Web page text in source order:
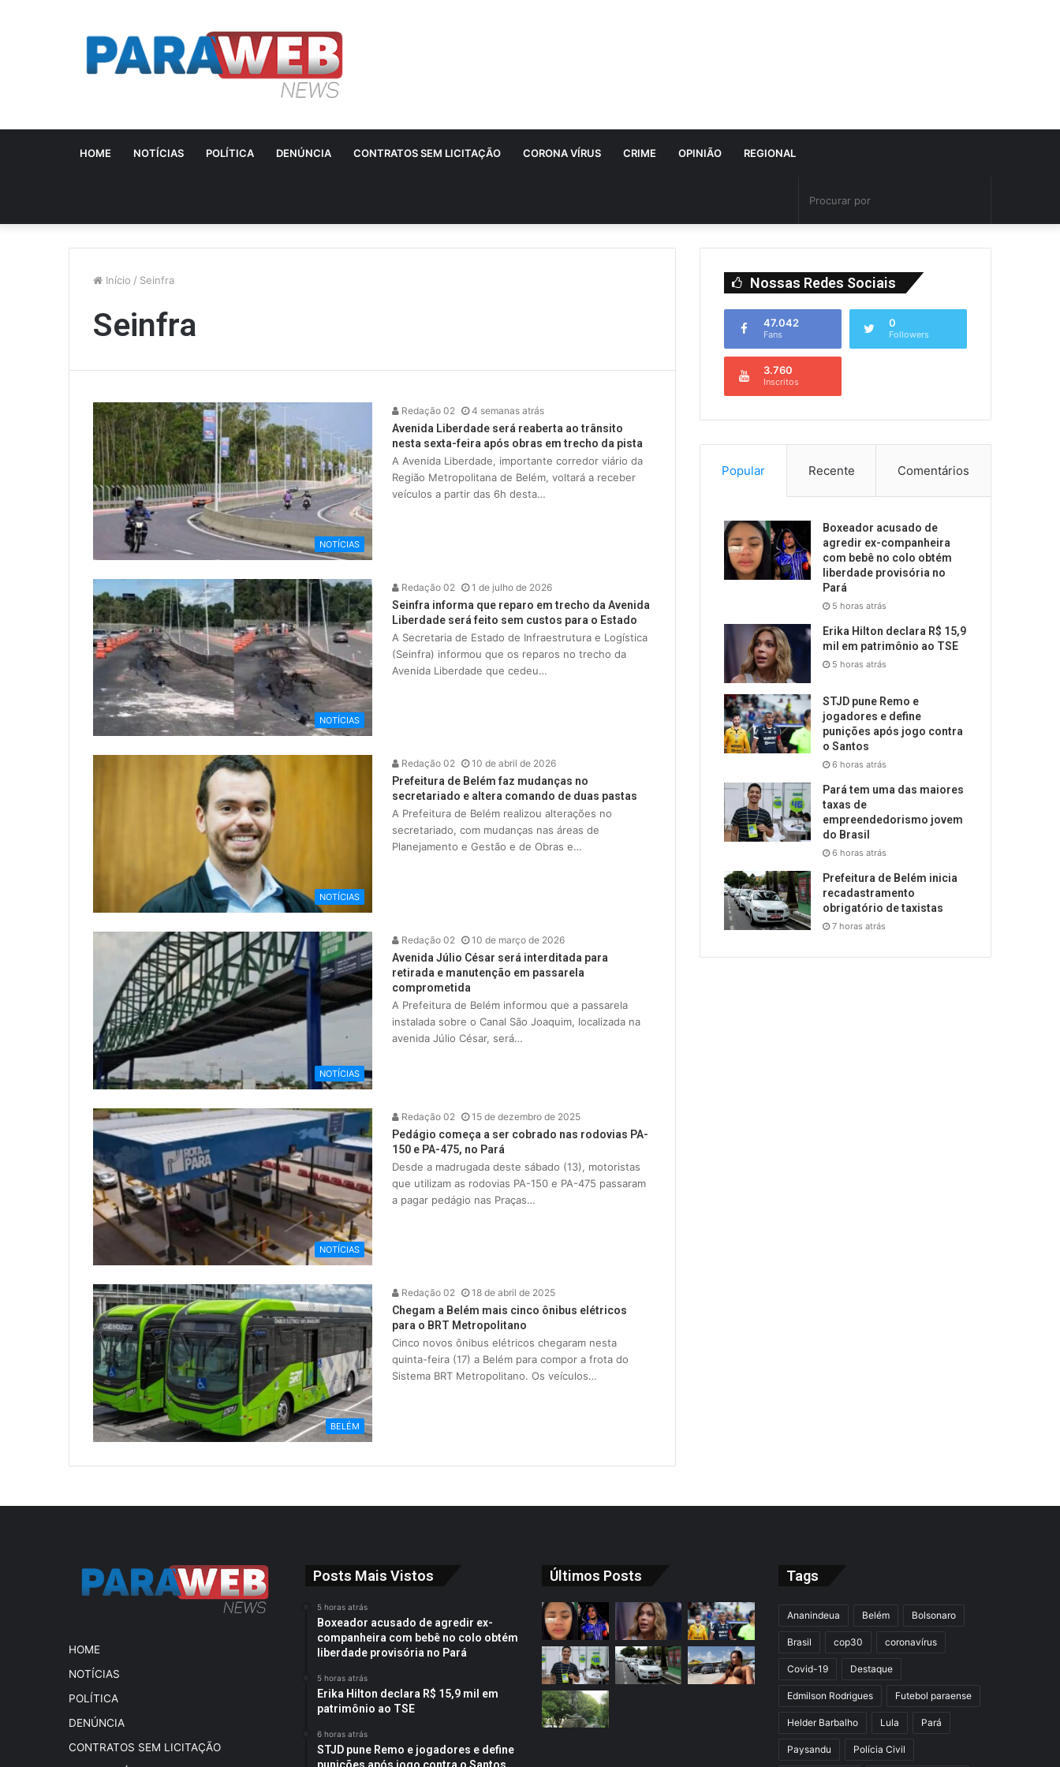
HOME NOTÍCIAS POLÍTICA DENÚNCIA CONTRATOS SEM LICITAÇÃO CORONA VÍRUS CRIME OPINIÃO REGIONAL
Início / Seinfra
Seinfra
NOTÍCIAS
Redação 02 4 semanas atrás
Avenida Liberdade será reaberta ao trânsito
nesta sexta-feira após obras em trecho da pista
A Avenida Liberdade, importante corredor viário da
Região Metropolitana de Belém, voltará a receber
veículos a partir das 6h desta…
NOTÍCIAS
Redação 02 1 de julho de 2026
Seinfra informa que reparo em trecho da Avenida
Liberdade será feito sem custos para o Estado
A Secretaria de Estado de Infraestrutura e Logística
(Seinfra) informou que os reparos no trecho da
Avenida Liberdade que cedeu…
NOTÍCIAS
Redação 02 10 de abril de 2026
Prefeitura de Belém faz mudanças no
secretariado e altera comando de duas pastas
A Prefeitura de Belém realizou alterações no
secretariado, com mudanças nas áreas de
Planejamento e Gestão e de Obras e…
NOTÍCIAS
Redação 02 10 de março de 2026
Avenida Júlio César será interditada para
retirada e manutenção em passarela
comprometida
A Prefeitura de Belém informou que a passarela
instalada sobre o Canal São Joaquim, localizada na
avenida Júlio César, será…
NOTÍCIAS
Redação 02 15 de dezembro de 2025
Pedágio começa a ser cobrado nas rodovias PA-
150 e PA-475, no Pará
Desde a madrugada deste sábado (13), motoristas
que utilizam as rodovias PA-150 e PA-475 passaram
a pagar pedágio nas Praças…
BELÉM
Redação 02 18 de abril de 2025
Chegam a Belém mais cinco ônibus elétricos
para o BRT Metropolitano
Cinco novos ônibus elétricos chegaram nesta
quinta-feira (17) a Belém para compor a frota do
Sistema BRT Metropolitano. Os veículos…
Nossas Redes Sociais
47.042
Fans
0
Followers
3.760
Inscritos
Popular Recente Comentários
Boxeador acusado de
agredir ex-companheira
com bebê no colo obtém
liberdade provisória no
Pará
5 horas atrás
Erika Hilton declara R$ 15,9
mil em patrimônio ao TSE
5 horas atrás
STJD pune Remo e
jogadores e define
punições após jogo contra
o Santos
6 horas atrás
Pará tem uma das maiores
taxas de
empreendedorismo jovem
do Brasil
6 horas atrás
Prefeitura de Belém inicia
recadastramento
obrigatório de taxistas
7 horas atrás
HOME
NOTÍCIAS
POLÍTICA
DENÚNCIA
CONTRATOS SEM LICITAÇÃO
Posts Mais Vistos
5 horas atrás
Boxeador acusado de agredir ex-
companheira com bebê no colo obtém
liberdade provisória no Pará
5 horas atrás
Erika Hilton declara R$ 15,9 mil em
patrimônio ao TSE
6 horas atrás
STJD pune Remo e jogadores e define
Últimos Posts Tags
Ananindeua Belém Bolsonaro
Brasil cop30 coronavírus
Covid-19 Destaque
Edmilson Rodrigues Futebol paraense
Helder Barbalho Lula Pará
Paysandu Polícia Civil